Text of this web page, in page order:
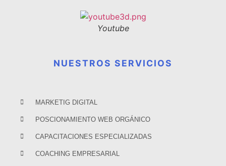
Youtube
NUESTROS SERVICIOS
MARKETIG DIGITAL
POSCIONAMIENTO WEB ORGÁNICO
CAPACITACIONES ESPECIALIZADAS
COACHING EMPRESARIAL